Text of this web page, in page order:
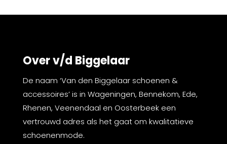
Over v/d Biggelaar
De naam ‘Van den Biggelaar schoenen &
accessoires’ is in Wageningen, Bennekom, Ede,
Rhenen, Veenendaal en Oosterbeek een
vertrouwd adres als het gaat om kwalitatieve
schoenenmode.